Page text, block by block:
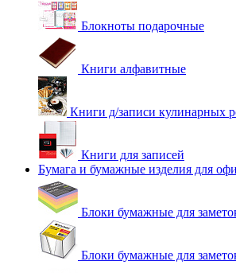
Блокноты подарочные
Книги алфавитные
Книги д/записи кулинарных
Книги для записей
Бумага и бумажные изделия для
Блоки бумажные для
Блоки бумажные для